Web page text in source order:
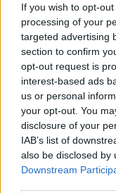
If you wish to opt-
processing of your
targeted advertising
section to confirm
opt-out request is
interest-based ads
us or personal
your opt-out. You
disclosure of your
IAB’s list of
also be disclosed by
Downstream